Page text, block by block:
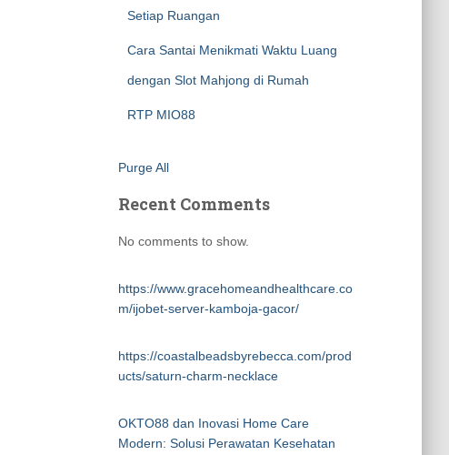
Setiap Ruangan
Cara Santai Menikmati Waktu Luang
dengan Slot Mahjong di Rumah
RTP MIO88
Purge All
Recent Comments
No comments to show.
https://www.gracehomeandhealthcare.co
m/ijobet-server-kamboja-gacor/
https://coastalbeadsbyrebecca.com/prod
ucts/saturn-charm-necklace
OKTO88 dan Inovasi Home Care
Modern: Solusi Perawatan Kesehatan